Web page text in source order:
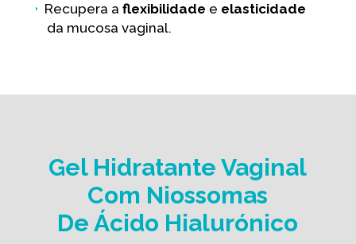
Recupera a flexibilidade e elasticidade
da mucosa vaginal.
Gel Hidratante Vaginal
Com Niossomas
De Ácido Hialurónico